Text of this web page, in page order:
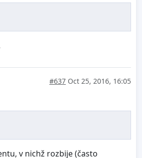
#637 Oct 25, 2016, 16:05
v nichž rozbije (často